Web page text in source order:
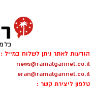
מכת התאונות לא
פעם בכבישי העיר
צילום: ויקיפדיה
הסערה הפוליטית
ממשיכה לעורר
של סמ"ר עמית
הודעות לאתר ניתן לשלוח במייל :
news@ramatgannet.co.il
eran@ramatgannet.co.il
טלפון ליצירת קשר :